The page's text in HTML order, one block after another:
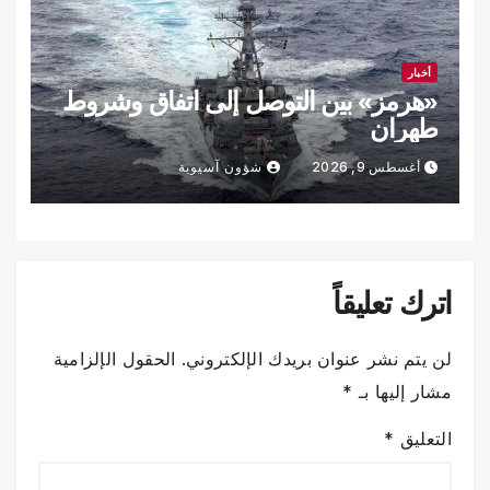
أخبار
«هرمز» بين التوصل إلى اتفاق وشروط
طهران
أغسطس 9, 2026 شؤون آسيوية
اترك تعليقاً
لن يتم نشر عنوان بريدك الإلكتروني. الحقول الإلزامية
مشار إليها بـ *
التعليق *